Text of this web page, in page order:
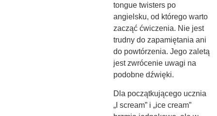
tongue twisters po
angielsku, od którego warto
zacząć ćwiczenia. Nie jest
trudny do zapamiętania ani
do powtórzenia. Jego zaletą
jest zwrócenie uwagi na
podobne dźwięki.
Dla początkującego ucznia
„I scream” i „ice cream”